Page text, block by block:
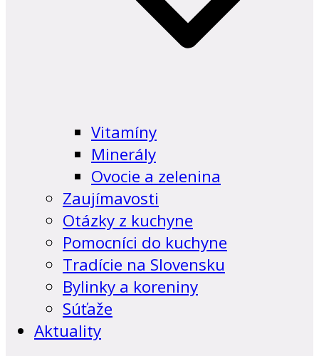
Vitamíny
Minerály
Ovocie a zelenina
Zaujímavosti
Otázky z kuchyne
Pomocníci do kuchyne
Tradície na Slovensku
Bylinky a koreniny
Súťaže
Aktuality